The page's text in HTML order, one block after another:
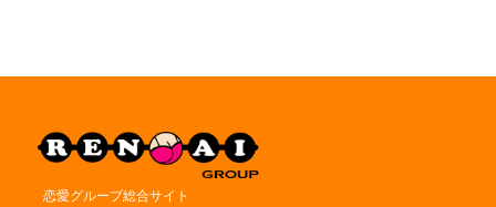
恋愛グループ総合サイト